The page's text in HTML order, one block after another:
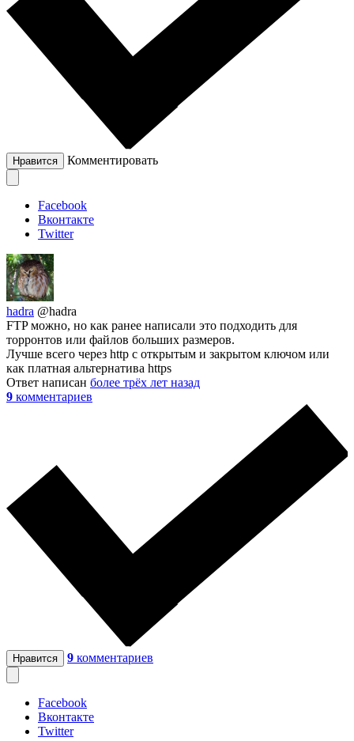
Нравится Комментировать
Facebook
Вконтакте
Twitter
hadra @hadra
FTP можно, но как ранее написали это подходить для
торронтов или файлов больших размеров.
Лучше всего через http с открытым и закрытом ключом или
как платная альтернатива https
Ответ написан более трёх лет назад
9 комментариев
Нравится 9 комментариев
Facebook
Вконтакте
Twitter